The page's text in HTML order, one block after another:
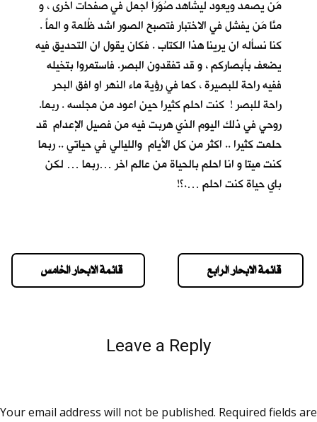
مَن يصمد ويعود ليشاهد صُوَراً اجمل في صفحات اخرى ، و
منَّا مَن يفشل في الاختبار فتصبح الصور اشد ظُلمة و الماً .
كنا نسأله ان يرينا هذا الكتاب . فكان يقول ان التحديق فيه
يضعف بأبصاركم ، و قد تفقدون البصر. فاستمروا بتخيله
ففيه راحة للبصيرة ، كما في رؤية ماء النهر او افق البحر
راحة للبصر ! كنت احلم كثيرا حين اعود من مجلسه . ربما.
روحي في ذلك اليوم الذي هربت فيه من فصيل الإعدام قد
حلمت كثيرا .. اكثر من كل الأيام والليالي في حياتي .. ربما
كنت ميتا و انا احلم بالحياة من عالم اخر …ربما … لكن
باي حياة كنت احلم ….؟!
قائمة الابحار الخامس قائمة الابحار الرابع
Leave a Reply
Your email address will not be published. Required fields are